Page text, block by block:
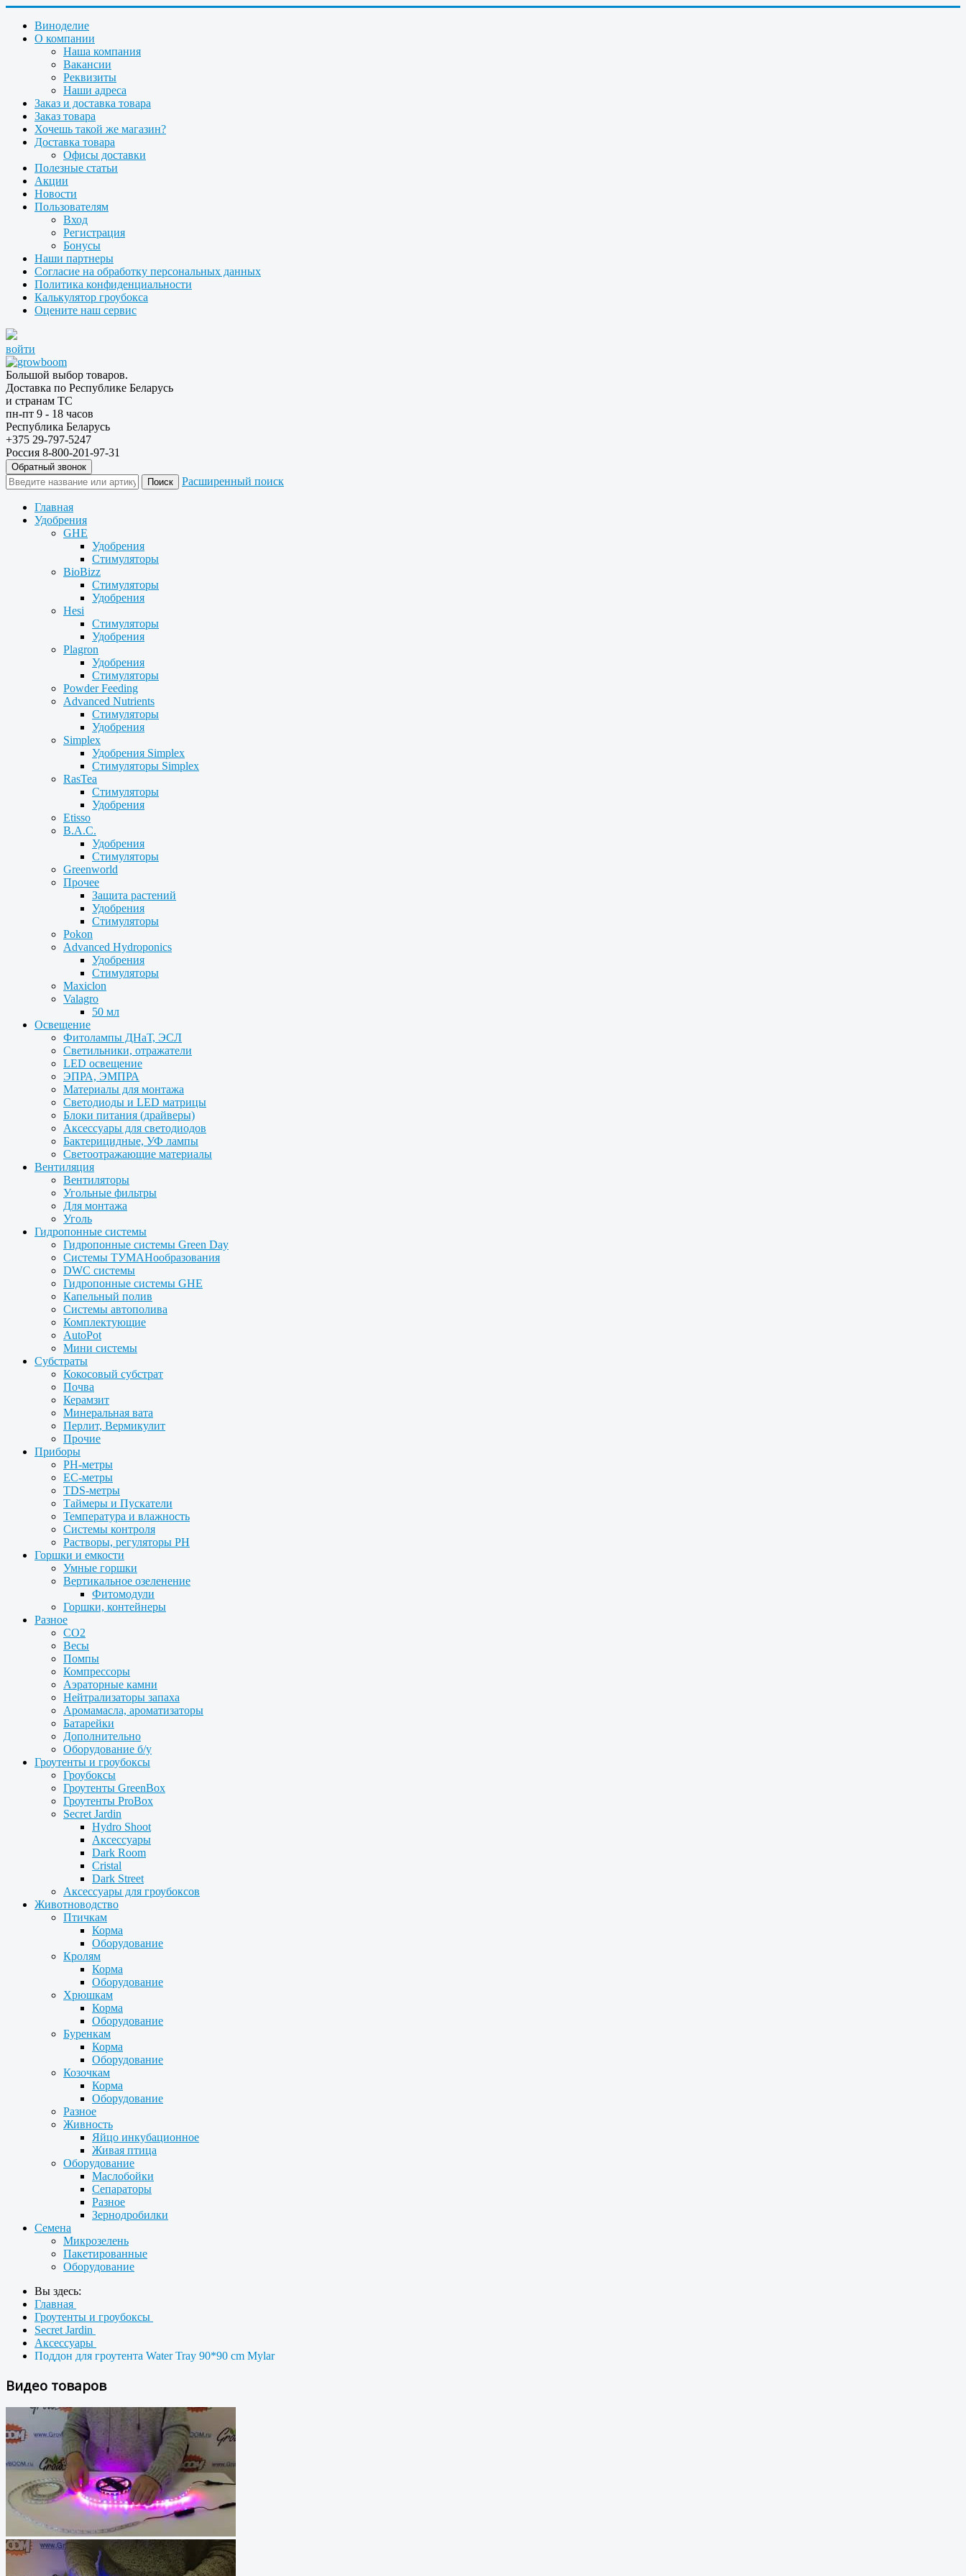
Виноделие
О компании
Наша компания
Вакансии
Реквизиты
Наши адреса
Заказ и доставка товара
Заказ товара
Хочешь такой же магазин?
Доставка товара
Офисы доставки
Полезные статьи
Акции
Новости
Пользователям
Вход
Регистрация
Бонусы
Наши партнеры
Согласие на обработку персональных данных
Политика конфиденциальности
Калькулятор гроубокса
Оцените наш сервис
войти
Большой выбор товаров.
Доставка по Республике Беларусь
и странам ТС
пн-пт 9 - 18 часов
Республика Беларусь
+375 29-797-5247
Россия 8-800-201-97-31
Обратный звонок
Расширенный поиск
Главная
Удобрения
GHE
Удобрения
Стимуляторы
BioBizz
Стимуляторы
Удобрения
Hesi
Стимуляторы
Удобрения
Plagron
Удобрения
Стимуляторы
Powder Feeding
Advanced Nutrients
Стимуляторы
Удобрения
Simplex
Удобрения Simplex
Стимуляторы Simplex
RasTea
Стимуляторы
Удобрения
Etisso
B.A.C.
Удобрения
Стимуляторы
Greenworld
Прочее
Защита растений
Удобрения
Стимуляторы
Pokon
Advanced Hydroponics
Удобрения
Стимуляторы
Maxiclon
Valagro
50 мл
Освещение
Фитолампы ДНаТ, ЭСЛ
Светильники, отражатели
LED освещение
ЭПРА, ЭМПРА
Материалы для монтажа
Светодиоды и LED матрицы
Блоки питания (драйверы)
Аксессуары для светодиодов
Бактерицидные, УФ лампы
Светоотражающие материалы
Вентиляция
Вентиляторы
Угольные фильтры
Для монтажа
Уголь
Гидропонные системы
Гидропонные системы Green Day
Системы ТУМАНообразования
DWC системы
Гидропонные системы GHE
Капельный полив
Системы автополива
Комплектующие
AutoPot
Мини системы
Субстраты
Кокосовый субстрат
Почва
Керамзит
Минеральная вата
Перлит, Вермикулит
Прочие
Приборы
PH-метры
EC-метры
TDS-метры
Таймеры и Пускатели
Температура и влажность
Системы контроля
Растворы, регуляторы PH
Горшки и емкости
Умные горшки
Вертикальное озеленение
Фитомодули
Горшки, контейнеры
Разное
CO2
Весы
Помпы
Компрессоры
Аэраторные камни
Нейтрализаторы запаха
Аромамасла, ароматизаторы
Батарейки
Дополнительно
Оборудование б/у
Гроутенты и гроубоксы
Гроубоксы
Гроутенты GreenBox
Гроутенты ProBox
Secret Jardin
Hydro Shoot
Аксессуары
Dark Room
Cristal
Dark Street
Аксессуары для гроубоксов
Животноводство
Птичкам
Корма
Оборудование
Кролям
Корма
Оборудование
Хрюшкам
Корма
Оборудование
Буренкам
Корма
Оборудование
Козочкам
Корма
Оборудование
Разное
Живность
Яйцо инкубационное
Живая птица
Оборудование
Маслобойки
Сепараторы
Разное
Зернодробилки
Семена
Микрозелень
Пакетированные
Оборудование
Вы здесь:
Главная
Гроутенты и гроубоксы
Secret Jardin
Аксессуары
Поддон для гроутента Water Tray 90*90 cm Mylar
Видео товаров